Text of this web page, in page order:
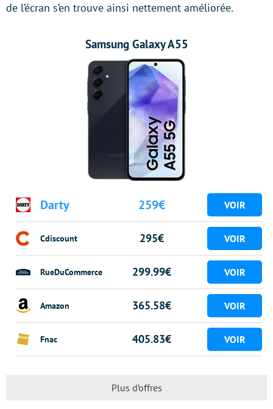
de l’écran s’en trouve ainsi nettement améliorée.
Samsung Galaxy A55
Darty 259€
Cdiscount 295€
RueDuCommerce 299.99€
Amazon 365.58€
Fnac 405.83€
Plus d’offres